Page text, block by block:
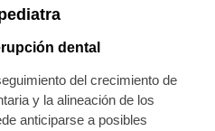
dental
del crecimiento de
y la alineación de los
anticiparse a posibles